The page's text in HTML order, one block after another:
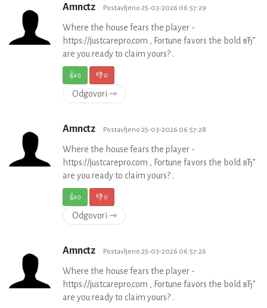
Amnctz Postavljeno 25-03-2026 06:57:29
Where the house fears the player -
https://justcarepro.com , Fortune favors the bold вЂ”
are you ready to claim yours? .
👍0 👎0
Odgovori ⇾
Amnctz Postavljeno 25-03-2026 06:57:28
Where the house fears the player -
https://justcarepro.com , Fortune favors the bold вЂ”
are you ready to claim yours? .
👍0 👎0
Odgovori ⇾
Amnctz Postavljeno 25-03-2026 06:57:26
Where the house fears the player -
https://justcarepro.com , Fortune favors the bold вЂ”
are you ready to claim yours? .